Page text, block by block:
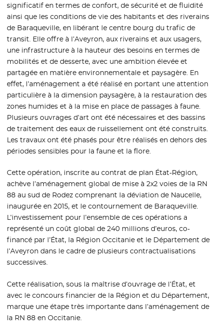
significatif en termes de confort, de sécurité et de fluidité
ainsi que les conditions de vie des habitants et des riverains
de Baraqueville, en libérant le centre bourg du trafic de
transit. Elle offre à l’Aveyron, aux riverains et aux usagers,
une infrastructure à la hauteur des besoins en termes de
mobilités et de desserte, avec une ambition élevée et
partagée en matière environnementale et paysagère. En
effet, l’aménagement a été réalisé en portant une attention
particulière à la dimension paysagère, à la restauration des
zones humides et à la mise en place de passages à faune.
Plusieurs ouvrages d’art ont été nécessaires et des bassins
de traitement des eaux de ruissellement ont été construits.
Les travaux ont été phasés pour être réalisés en dehors des
périodes sensibles pour la faune et la flore.
Cette opération, inscrite au contrat de plan État-Région,
achève l’aménagement global de mise à 2x2 voies de la RN
88 au sud de Rodez comprenant la déviation de Naucelle,
inaugurée en 2015, et le contournement de Baraqueville.
L’investissement pour l’ensemble de ces opérations a
représenté un coût global de 240 millions d’euros, co-
financé par l’État, la Région Occitanie et le Département de
l’Aveyron dans le cadre de plusieurs contractualisations
successives.
Cette réalisation, sous la maîtrise d’ouvrage de l’État, et
avec le concours financier de la Région et du Département,
marque une étape très importante dans l’aménagement de
la RN 88 en Occitanie.